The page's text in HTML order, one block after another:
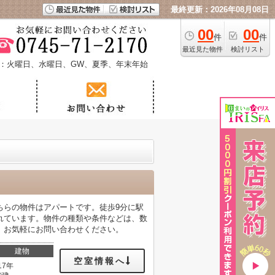
最終更新：2026年08月08日
00件
最近見た物件
00件
検討リスト
火曜日、水曜日、GW、夏季、年末年始
の物件はアパートです。徒歩9分に駅
います。物件の種類や条件などは、数
気軽にお問い合わせください。
建物
年
空室情報へ